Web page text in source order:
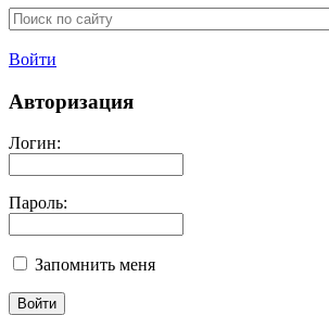
Войти
Авторизация
Логин:
Пароль:
Запомнить меня